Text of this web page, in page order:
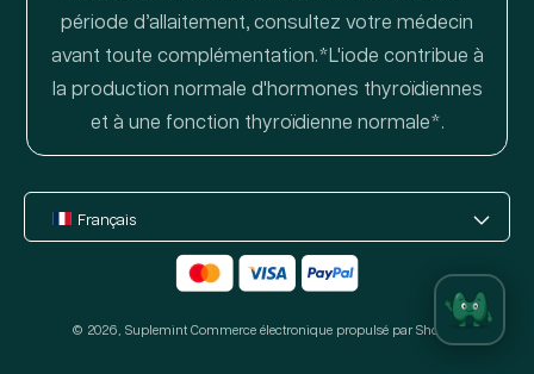
période d’allaitement, consultez votre médecin
avant toute complémentation.*L'iode contribue à
la production normale d'hormones thyroïdiennes
et à une fonction thyroïdienne normale*.
Français
Moyens
paiement
© 2026, Suplemint Commerce électronique propulsé par Shopify